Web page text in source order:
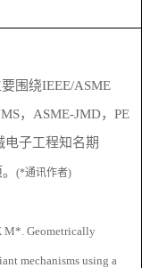
围绕IEEE/ASME
， ASME-JMD， PE
电子工程知名期
(*通讯作者)
M* . Geometrically
mechanisms using a